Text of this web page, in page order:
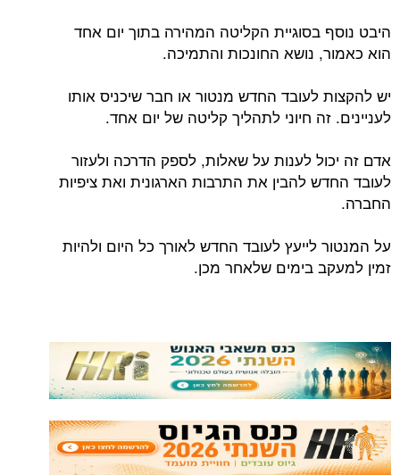
היבט נוסף בסוגיית הקליטה המהירה בתוך יום אחד
הוא כאמור, נושא החונכות והתמיכה.
יש להקצות לעובד החדש מנטור או חבר שיכניס אותו
לעניינים. זה חיוני לתהליך קליטה של יום אחד.
אדם זה יכול לענות על שאלות, לספק הדרכה ולעזור
לעובד החדש להבין את התרבות הארגונית ואת ציפיות
החברה.
על המנטור לייעץ לעובד החדש לאורך כל היום ולהיות
זמין למעקב בימים שלאחר מכן.